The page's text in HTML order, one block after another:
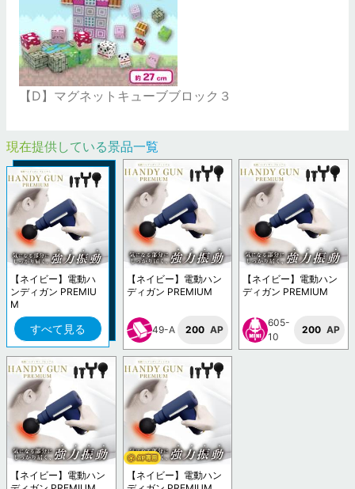
【D】マグネットキューブブロック３
現在提供している景品一覧
【ネイビー】電動ハ
ンディガン PREMIU
M
すべて見る
【ネイビー】電動ハン
ディガン PREMIUM
49-A 200 AP
【ネイビー】電動ハン
ディガン PREMIUM
605-
10
200 AP
【ネイビー】電動ハン
【ネイビー】電動ハン